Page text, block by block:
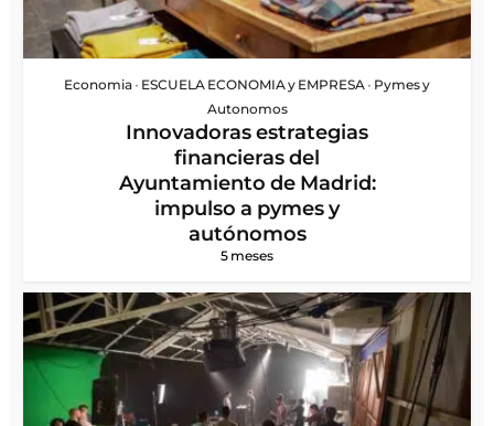
Economia • ESCUELA ECONOMIA y EMPRESA • Pymes y
Autonomos
Innovadoras estrategias
financieras del
Ayuntamiento de Madrid:
impulso a pymes y
autónomos
5 meses